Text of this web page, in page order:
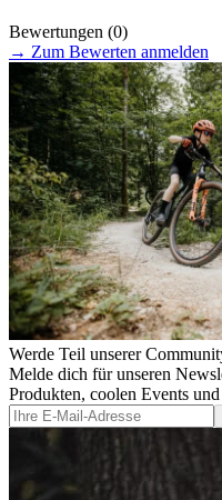
Bewertungen (0)
→ Zum Bewerten anmelden
Werde Teil unserer
Melde dich für unseren
Produkten, coolen Events